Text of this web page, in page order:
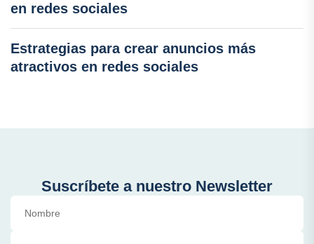
en redes sociales
Estrategias para crear anuncios más
atractivos en redes sociales
Suscríbete a nuestro Newsletter